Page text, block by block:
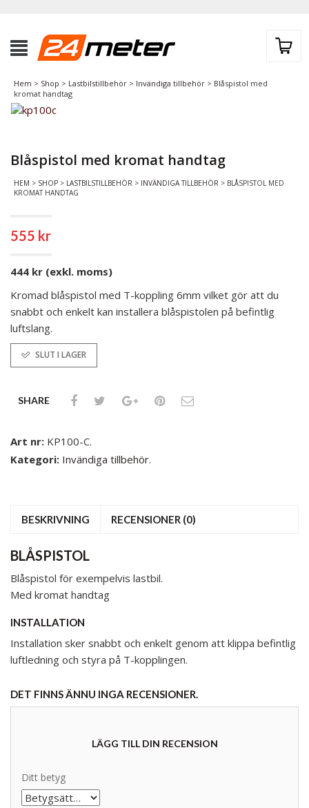
Hem > Shop > Lastbilstillbehör > Invändiga tillbehör > Blåspistol med
kromat handtag
Blåspistol med kromat handtag
HEM > SHOP > LASTBILSTILLBEHÖR > INVÄNDIGA TILLBEHÖR > BLÅSPISTOL MED
KROMAT HANDTAG
555 kr
444 kr (exkl. moms)
Kromad blåspistol med T-koppling 6mm vilket gör att du
snabbt och enkelt kan installera blåspistolen på befintlig
luftslang.
SLUT I LAGER
SHARE
Art nr: KP100-C.
Kategori: Invändiga tillbehör.
BESKRIVNING RECENSIONER (0)
BLÅSPISTOL
Blåspistol för exempelvis lastbil.
Med kromat handtag
INSTALLATION
Installation sker snabbt och enkelt genom att klippa befintlig
luftledning och styra på T-kopplingen.
DET FINNS ÄNNU INGA RECENSIONER.
LÄGG TILL DIN RECENSION
Ditt betyg